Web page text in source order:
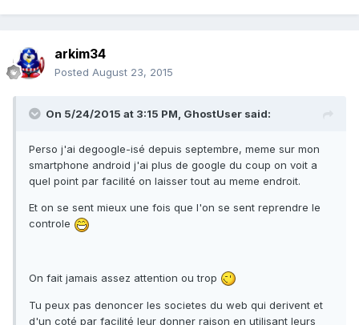
arkim34
Posted August 23, 2015
On 5/24/2015 at 3:15 PM, GhostUser said:
Perso j'ai degoogle-isé depuis septembre, meme sur mon
smartphone android j'ai plus de google du coup on voit a
quel point par facilité on laisser tout au meme endroit.
Et on se sent mieux une fois que l'on se sent reprendre le
controle
On fait jamais assez attention ou trop
Tu peux pas denoncer les societes du web qui derivent et
d'un coté par facilité leur donner raison en utilisant leurs